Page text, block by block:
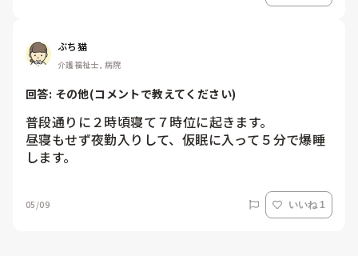
ぶち猫
介護福祉士, 病院
回答: その他(コメントで教えてください)
普段通りに２時頃寝て７時位に起きます。
昼寝もせず夜勤入りして、仮眠に入って５分で爆睡
します。
05/09 いいね 1